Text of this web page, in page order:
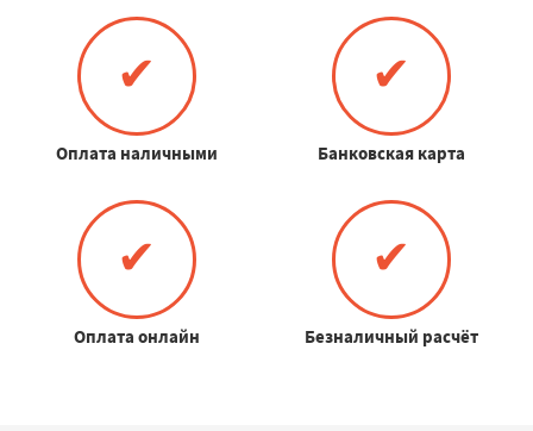
✔
Оплата наличными
✔
Банковская карта
✔
Оплата онлайн
✔
Безналичный расчёт